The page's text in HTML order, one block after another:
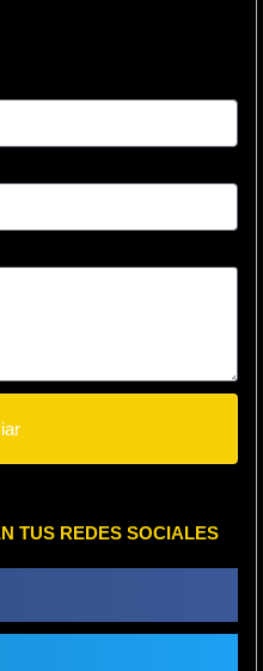
TUS REDES SOCIALES